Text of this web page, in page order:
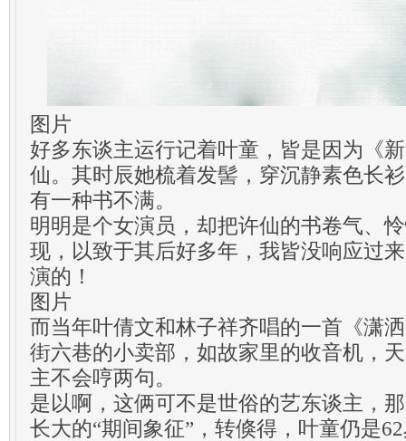
图片
好多东谈主运行记着叶童，皆是因为《
仙。其时辰她梳着发髻，穿沉静素色长
有一种书不满。
明明是个女演员，却把许仙的书卷气、
现，以致于其后好多年，我皆没响应过
演的！
图片
而当年叶倩文和林子祥齐唱的一首《潇
街六巷的小卖部，如故家里的收音机，
主不会哼两句。
是以啊，这俩可不是世俗的艺东谈主，
长大的“期间象征”，转倏得，叶童仍是